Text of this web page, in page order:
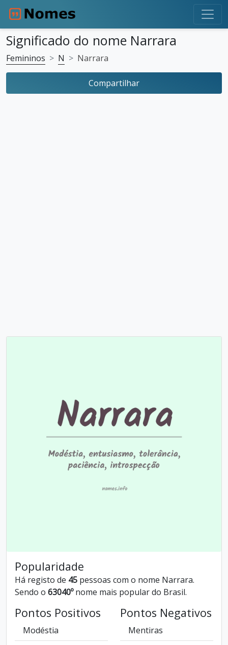
Significado do nome Narrara
Femininos N Narrara
Compartilhar
Popularidade
Há registo de 45 pessoas com o nome Narrara.
Sendo o 63040ºnome mais popular do Brasil.
Pontos Positivos
Modéstia
Pontos Negativos
Mentiras